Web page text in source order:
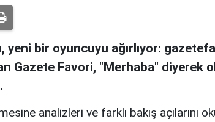
yeni bir oyuncuyu ağırlıyor:
Gazete Favori, "Merhaba" diyerek
analizleri ve farklı bakış açılarını